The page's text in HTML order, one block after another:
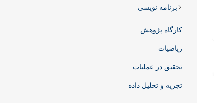
برنامه نویسی
کارگاه پژوهش
ریاضیات
تحقیق در عملیات
تجزیه و تحلیل داده